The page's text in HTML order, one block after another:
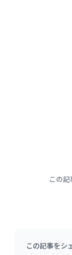
この
この記事をシ